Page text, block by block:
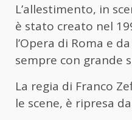
L’allestimento, in
è stato creato nel
l’Opera di Roma e
sempre con grande
La regia di Franco
le scene, è ripresa